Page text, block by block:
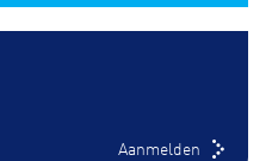
Aanmelden